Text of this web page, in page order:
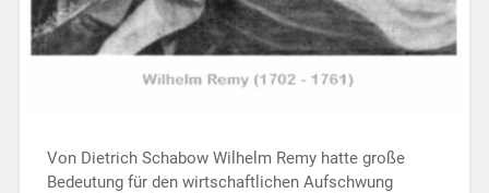
Von Dietrich Schabow Wilhelm Remy hatte große
Bedeutung für den wirtschaftlichen Aufschwung